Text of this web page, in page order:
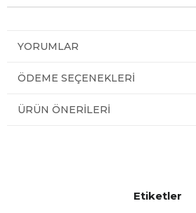
YORUMLAR
ÖDEME SEÇENEKLERI
ÜRÜN ÖNERILERI
Etiketler